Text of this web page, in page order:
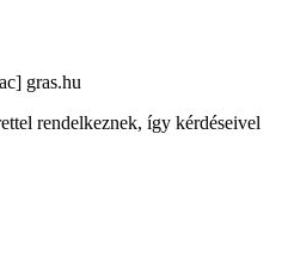
gras.hu
rendelkeznek, így kérdéseivel